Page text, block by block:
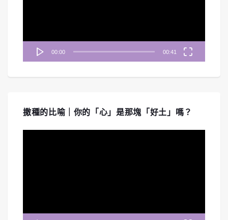
00:00 00:41
撒種的比喻｜你的「心」是那塊「好土」嗎？